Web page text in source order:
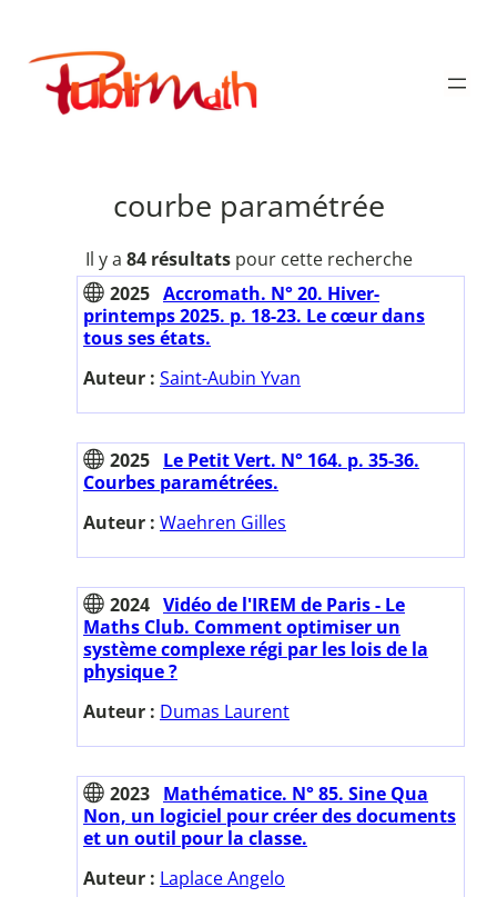
contenu
Publimath
courbe paramétrée
Il y a 84 résultatspour cette recherche
2025 Accromath. N° 20. Hiver-
printemps 2025. p. 18-23. Le cœur dans
tous ses états.
Auteur : Saint-Aubin Yvan
2025 Le Petit Vert. N° 164. p. 35-36.
Courbes paramétrées.
Auteur : Waehren Gilles
2024 Vidéo de l'IREM de Paris - Le
Maths Club. Comment optimiser un
système complexe régi par les lois de la
physique ?
Auteur : Dumas Laurent
2023 Mathématice. N° 85. Sine Qua
Non, un logiciel pour créer des documents
et un outil pour la classe.
Auteur : Laplace Angelo